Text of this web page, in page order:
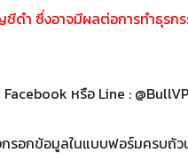
ดำ ซึ่งอาจมีผลต่อการทำธุรก
หรือ Line :
กรอกข้อมูลในแบบฟอร์มครบถ้ว